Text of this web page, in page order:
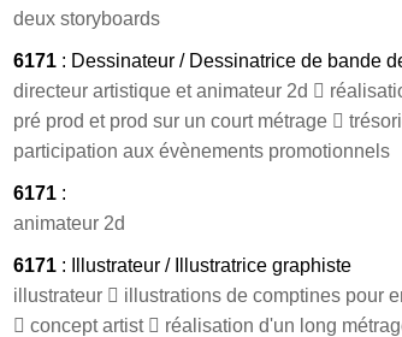
deux storyboards
6171 : Dessinateur / Dessinatrice de bande
directeur artistique et animateur 2d 
pré prod et prod sur un court métrage 
participation aux évènements promotionnels
6171 :
animateur 2d
6171 : Illustrateur / Illustratrice graphiste
illustrateur  illustrations de comptines pour
 concept artist  réalisation d'un long